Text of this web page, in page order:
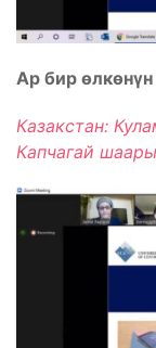
Ар бир
Казакстан:
Капчагай